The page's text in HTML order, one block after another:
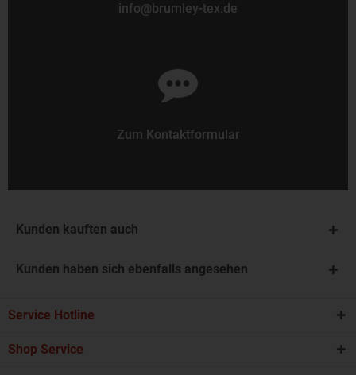
info@brumley-tex.de
Zum Kontaktformular
Kunden kauften auch
Kunden haben sich ebenfalls angesehen
Service Hotline
Shop Service